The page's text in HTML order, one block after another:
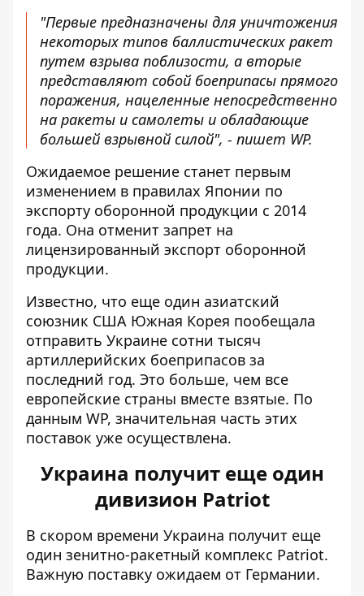
"Первые предназначены для уничтожения
некоторых типов баллистических ракет
путем взрыва поблизости, а вторые
представляют собой боеприпасы прямого
поражения, нацеленные непосредственно
на ракеты и самолеты и обладающие
большей взрывной силой", - пишет WP.
Ожидаемое решение станет первым
изменением в правилах Японии по
экспорту оборонной продукции с 2014
года. Она отменит запрет на
лицензированный экспорт оборонной
продукции.
Известно, что еще один азиатский
союзник США Южная Корея пообещала
отправить Украине сотни тысяч
артиллерийских боеприпасов за
последний год. Это больше, чем все
европейские страны вместе взятые. По
данным WP, значительная часть этих
поставок уже осуществлена.
Украина получит еще один
дивизион Patriot
В скором времени Украина получит еще
один зенитно-ракетный комплекс Patriot.
Важную поставку ожидаем от Германии.